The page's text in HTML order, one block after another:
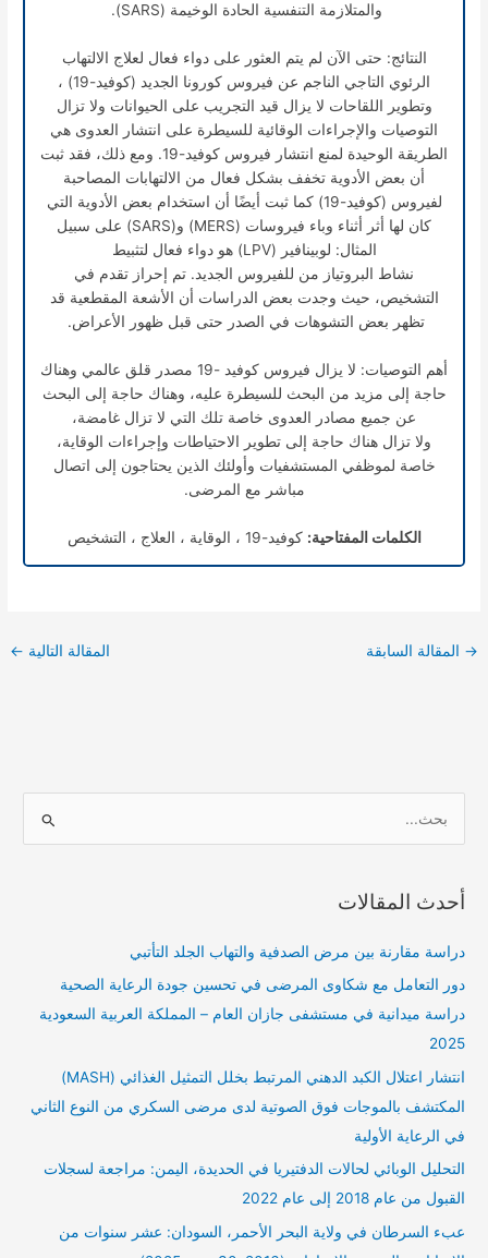
والمتلازمة التنفسية الحادة الوخيمة (SARS).
النتائج: حتى الآن لم يتم العثور على دواء فعال لعلاج الالتهاب
الرئوي التاجي الناجم عن فيروس كورونا الجديد (كوفيد-19) ،
وتطوير اللقاحات لا يزال قيد التجريب على الحيوانات ولا تزال
التوصيات والإجراءات الوقائية للسيطرة على انتشار العدوى هي
الطريقة الوحيدة لمنع انتشار فيروس كوفيد-19. ومع ذلك، فقد ثبت
أن بعض الأدوية تخفف بشكل فعال من الالتهابات المصاحبة
لفيروس (كوفيد-19) كما ثبت أيضًا أن استخدام بعض الأدوية التي
كان لها أثر أثناء وباء فيروسات (MERS) و(SARS) على سبيل
المثال: لوبينافير (LPV) هو دواء فعال لتثبيط
نشاط البروتياز من للفيروس الجديد. تم إحراز تقدم في
التشخيص، حيث وجدت بعض الدراسات أن الأشعة المقطعية قد
تظهر بعض التشوهات في الصدر حتى قبل ظهور الأعراض.
أهم التوصيات: لا يزال فيروس كوفيد -19 مصدر قلق عالمي وهناك
حاجة إلى مزيد من البحث للسيطرة عليه، وهناك حاجة إلى البحث
عن جميع مصادر العدوى خاصة تلك التي لا تزال غامضة،
ولا تزال هناك حاجة إلى تطوير الاحتياطات وإجراءات الوقاية،
خاصة لموظفي المستشفيات وأولئك الذين يحتاجون إلى اتصال
مباشر مع المرضى.
الكلمات المفتاحية: كوفيد-19 ، الوقاية ، العلاج ، التشخيص
→ المقالة السابقة المقالة التالية ←
ح
أحدث المقالات
دراسة مقارنة بين مرض الصدفية والتهاب الجلد التأتبي
دور التعامل مع شكاوى المرضى في تحسين جودة الرعاية الصحية
دراسة ميدانية في مستشفى جازان العام – المملكة العربية السعودية
2025
انتشار اعتلال الكبد الدهني المرتبط بخلل التمثيل الغذائي (MASH)
المكتشف بالموجات فوق الصوتية لدى مرضى السكري من النوع الثاني
في الرعاية الأولية
التحليل الوبائي لحالات الدفتيريا في الحديدة، اليمن: مراجعة لسجلات
القبول من عام 2018 إلى عام 2022
عبء السرطان في ولاية البحر الأحمر، السودان: عشر سنوات من